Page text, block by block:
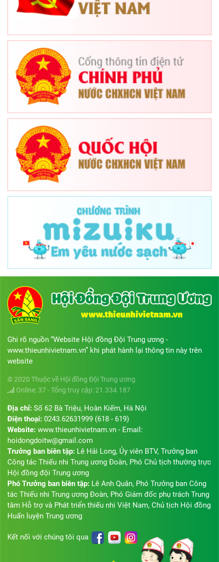
Ghi rõ nguồn “Website Hội đồng Đội Trung ương -
www.thieunhivietnam.vn” khi phát hành lại thông tin này trên
website
© 2020 Thuộc về Hội đồng Đội Trung ương
Online: 37 - Tổng truy cập: 21.334.187
Địa chỉ: Số 62 Bà Triệu, Hoàn Kiếm, Hà Nội
Điện thoại: 0243.62631999 (618 - 619)
Website: www.thieunhivietnam.vn - Email:
hoidongdoitw@gmail.com
Trưởng ban biên tập: Lê Hải Long, Ủy viên BTV, Trưởng ban
Công tác Thiếu nhi Trung ương Đoàn, Phó Chủ tịch thường trực
Hội đồng đội Trung ương
Phó Trưởng ban biên tập: Lê Anh Quân, Phó Trưởng ban Công
tác Thiếu nhi Trung ương Đoàn, Phó Giám đốc phụ trách Trung
tâm Hỗ trợ và Phát triển thiếu nhi Việt Nam, Chủ tịch Hội đồng
Huấn luyện Trung ương
Kết nối với chúng tôi qua